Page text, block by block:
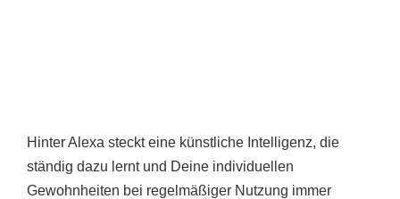
Hinter Alexa steckt eine künstliche Intelligenz, die
ständig dazu lernt und Deine individuellen
Gewohnheiten bei regelmäßiger Nutzung immer